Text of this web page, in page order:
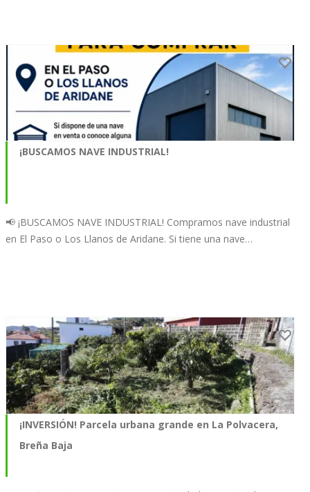
¡BUSCAMOS NAVE INDUSTRIAL!
📢 ¡BUSCAMOS NAVE INDUSTRIAL! Compramos nave industrial
en El Paso o Los Llanos de Aridane. Si tiene una nave…
¡INVERSIÓN! Parcela urbana grande en La Polvacera,
Breña Baja